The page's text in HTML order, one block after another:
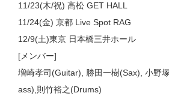
11/23(木/祝) 高松 GET HALL
11/24(金) 京都 Live Spot RAG
12/9(土)東京 日本橋三井ホール
[メンバー]
増崎孝司(Guitar), 勝田一樹(Sax), 小野
ass),則竹裕之(Drums)